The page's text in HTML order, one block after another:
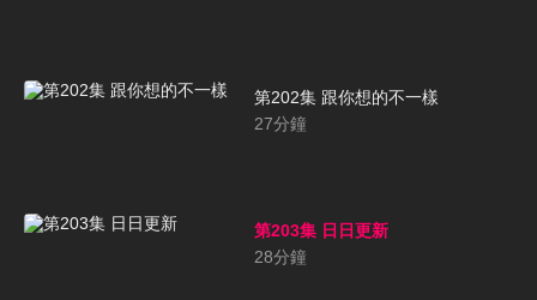
第202集 跟你想的不一樣
27分鐘
第203集 日日更新
28分鐘